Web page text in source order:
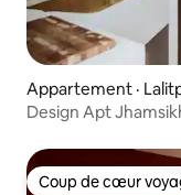
Appartement ·
Design Apt
Coup de cœur